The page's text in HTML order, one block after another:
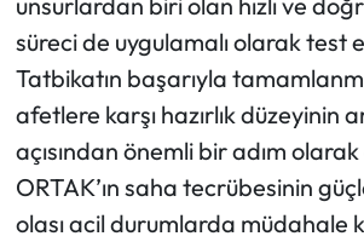
süreci de uygulamalı olarak test
Tatbikatın başarıyla
afetlere karşı hazırlık düzeyinin
açısından önemli bir adım
ORTAK’ın saha tecrübesinin
olası acil durumlarda müdahale